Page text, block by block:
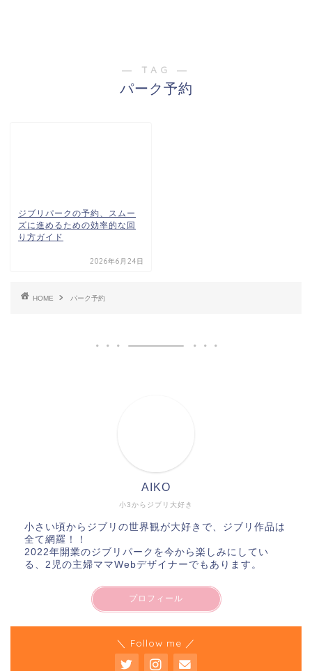
― TAG ―
パーク予約
ジブリパークの予約、スムー
ズに進めるための効率的な回
り方ガイド
2026年6月24日
HOME パーク予約
小3からジブリ大好き
AIKO
小さい頃からジブリの世界観が大好きで、ジブリ作品は
全て網羅！！
2022年開業のジブリパークを今から楽しみにしてい
る、2児の主婦ママWebデザイナーでもあります。
プロフィール
＼ Follow me ／